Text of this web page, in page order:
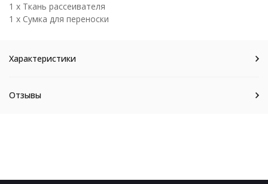
1 x Ткань рассеивателя
1 x Сумка для переноски
Характеристики
Отзывы